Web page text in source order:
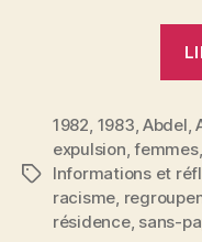
Étiquettes
1982, 1983, Abdel,
expulsion,femmes,
Informations et
racisme,
résidence, sans-